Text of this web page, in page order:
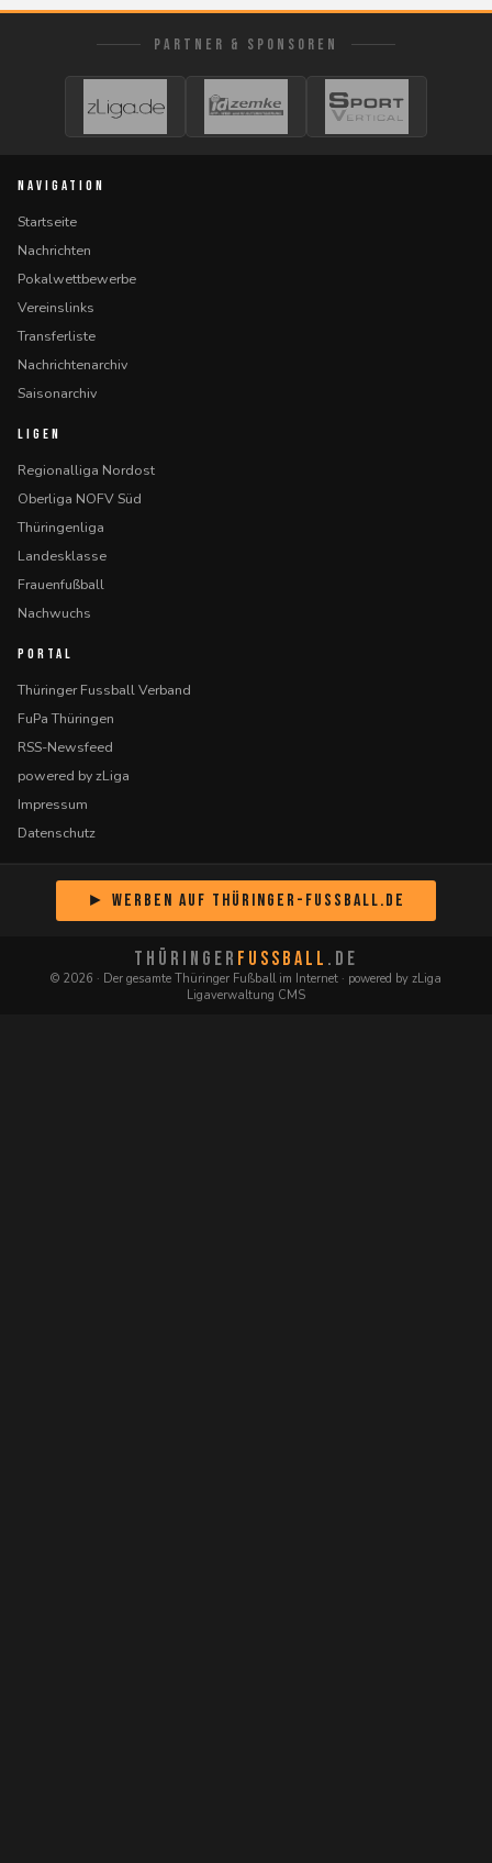
PARTNER & SPONSOREN
NAVIGATION
Startseite
Nachrichten
Pokalwettbewerbe
Vereinslinks
Transferliste
Nachrichtenarchiv
Saisonarchiv
LIGEN
Regionalliga Nordost
Oberliga NOFV Süd
Thüringenliga
Landesklasse
Frauenfußball
Nachwuchs
PORTAL
Thüringer Fussball Verband
FuPa Thüringen
RSS-Newsfeed
powered by zLiga
Impressum
Datenschutz
► Werben auf Thüringer-Fussball.de
THÜRINGER FUSSBALL .DE
© 2026 · Der gesamte Thüringer Fußball im Internet · powered by zLiga
Ligaverwaltung CMS